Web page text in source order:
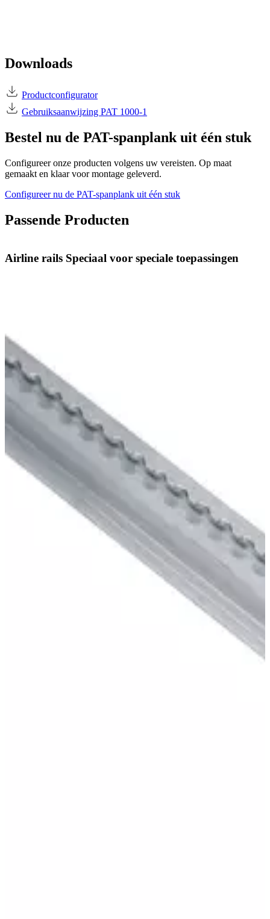
Downloads
Productconfigurator
Gebruiksaanwijzing PAT 1000-1
Bestel nu de PAT-spanplank uit één stuk
Configureer onze producten volgens uw vereisten. Op maat
gemaakt en klaar voor montage geleverd.
Configureer nu de PAT-spanplank uit één stuk
Passende Producten
Airline rails Speciaal voor speciale toepassingen